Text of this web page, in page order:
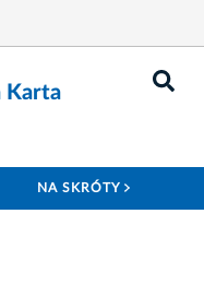
Karta
NA SKRÓTY